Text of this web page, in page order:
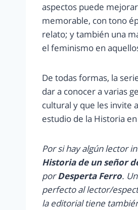
aspectos puede
memorable, con tono
relato; y también una
el feminismo en
De todas formas, la
dar a conocer a varias
cultural y que les invite
estudio de la Historia
Por si hay algún lector
Historia de un señor
porDesperta Ferro.
perfecto al lector/
la editorial tiene